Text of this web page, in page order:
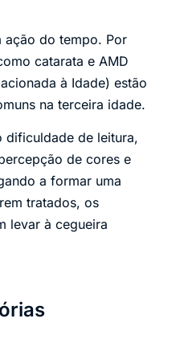
ação do tempo. Por
catarata e AMD
à Idade) estão
na terceira idade.
dificuldade de leitura,
de cores e
a formar uma
tratados, os
levar à cegueira